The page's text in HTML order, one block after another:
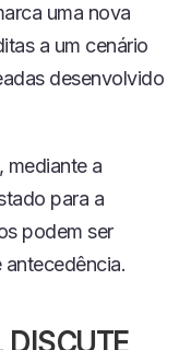
uma nova
a um cenário
desenvolvido
mediante a
para a
podem ser
DISCUTE